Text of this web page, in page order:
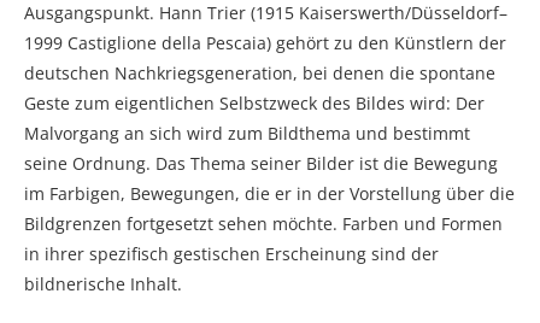
Ausgangspunkt. Hann Trier (1915 Kaiserswerth/Düsseldorf–
1999 Castiglione della Pescaia) gehört zu den Künstlern der
deutschen Nachkriegsgeneration, bei denen die spontane
Geste zum eigentlichen Selbstzweck des Bildes wird: Der
Malvorgang an sich wird zum Bildthema und bestimmt
seine Ordnung. Das Thema seiner Bilder ist die Bewegung
im Farbigen, Bewegungen, die er in der Vorstellung über die
Bildgrenzen fortgesetzt sehen möchte. Farben und Formen
in ihrer spezifisch gestischen Erscheinung sind der
bildnerische Inhalt.